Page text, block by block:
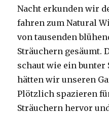
Nacht erkunden wir
fahren zum Natural
von tausenden
Sträuchern gesäumt.
schaut wie ein bunter
hätten wir unseren
Plötzlich spazieren
Sträuchern hervor